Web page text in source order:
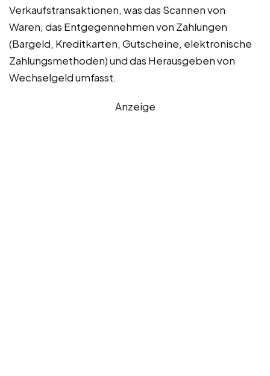
Verkaufstransaktionen, was das Scannen von
Waren, das Entgegennehmen von Zahlungen
(Bargeld, Kreditkarten, Gutscheine, elektronische
Zahlungsmethoden) und das Herausgeben von
Wechselgeld umfasst.
Anzeige